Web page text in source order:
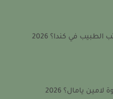
في كندا؟ 2026
يامال؟ 2026